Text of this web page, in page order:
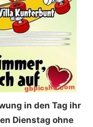
in den Tag ihr
Dienstag ohne